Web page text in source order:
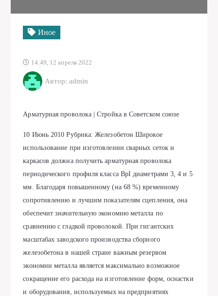
Иное
14:49, 12 апреля 2022
Автор: admin
Арматурная проволока | Стройка в Советском союзе
10 Июнь 2010 Рубрика: Железобетон Широкое
использование при изготовлении сварных сеток и
каркасов должна получить арматурная проволока
периодического профиля класса ВрI диаметрами 3, 4 и 5
мм. Благодаря повышенному (на 68 %) временному
сопротивлению и лучшим показателям сцепления, она
обеспечит значительную экономию металла по
сравнению с гладкой проволокой. При гигантских
масштабах заводского производства сборного
железобетона в нашей стране важным резервом
экономии металла является максимально возможное
сокращение его расхода на изготовление форм, оснастки
и оборудования, используемых на предприятиях